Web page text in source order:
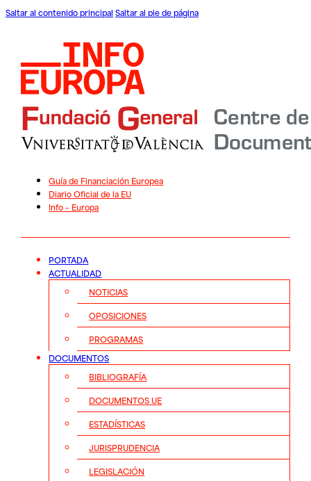
Saltar al contenido principal Saltar al pie de página
Guía de Financiación Europea
Diario Oficial de la EU
Info – Europa
PORTADA
ACTUALIDAD
NOTICIAS
OPOSICIONES
PROGRAMAS
DOCUMENTOS
BIBLIOGRAFÍA
DOCUMENTOS UE
ESTADÍSTICAS
JURISPRUDENCIA
LEGISLACIÓN